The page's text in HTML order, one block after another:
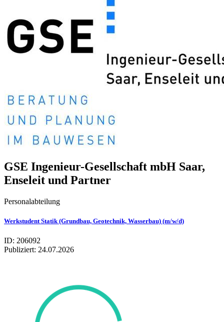
GSE Inge­nieur-Gesell­schaft mbH Saar,
Ense­leit und Part­ner
Personalabteilung
Werkstudent Statik (Grundbau, Geotechnik, Wasserbau) (m/w/d)
ID: 206092
Publiziert: 24.07.2026